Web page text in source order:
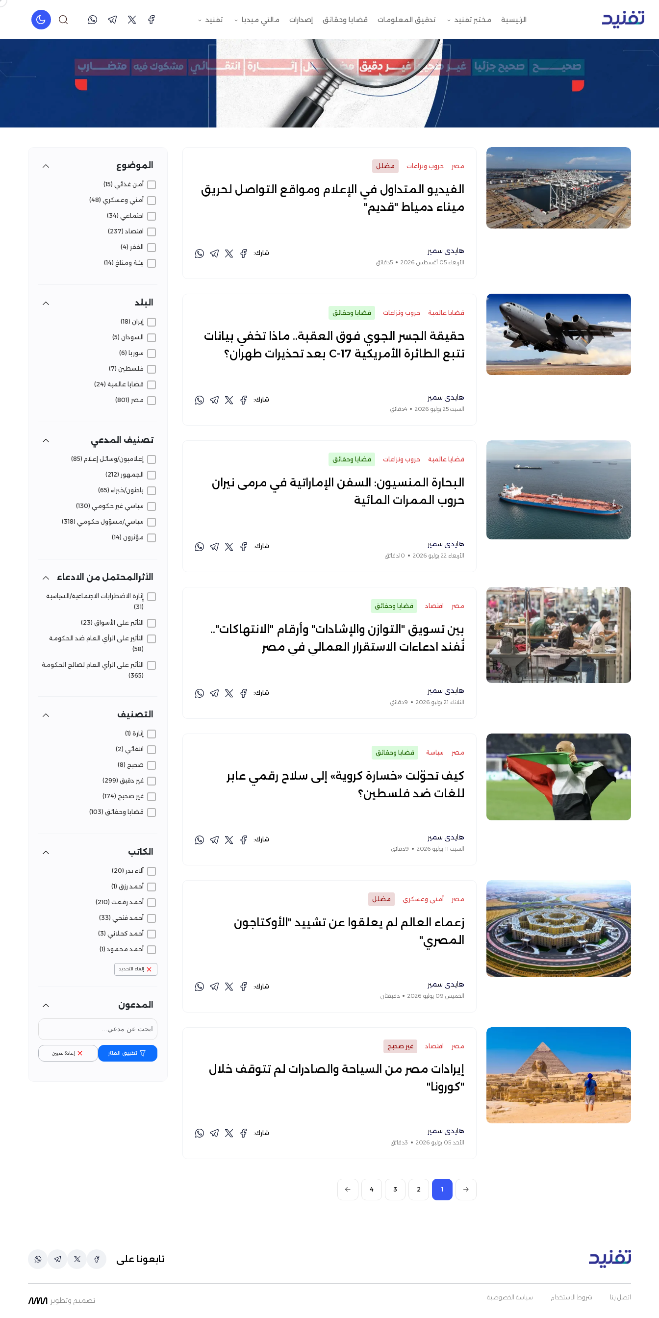
الرئيسية مختبر تفنيد تدقيق المعلومات قضايا وحقائق إصدارات مالتي ميديا تفنيد
مصر حروب ونزاعات مضلل
الفيديو المتداول في الإعلام ومواقع التواصل لحريق
ميناء دمياط "قديم"
هايدي سمير
الأربعاء 05 أغسطس 2026 5دقائق
شارك:
قضايا عالمية حروب ونزاعات قضايا وحقائق
حقيقة الجسر الجوي فوق العقبة.. ماذا تخفي بيانات
تتبع الطائرة الأمريكية C-17 بعد تحذيرات طهران؟
هايدي سمير
السبت 25 يوليو 2026 4دقائق
شارك:
قضايا عالمية حروب ونزاعات قضايا وحقائق
البحارة المنسيون: السفن الإماراتية في مرمى نيران
حروب الممرات المائية
هايدي سمير
الأربعاء 22 يوليو 2026 10دقائق
شارك:
مصر اقتصاد قضايا وحقائق
بين تسويق "التوازن والإشادات" وأرقام "الانتهاكات"..
نُفند ادعاءات الاستقرار العمالي في مصر
هايدي سمير
الثلاثاء 21 يوليو 2026 9دقائق
شارك:
مصر سياسة قضايا وحقائق
كيف تحوّلت «خسارة كروية» إلى سلاح رقمي عابر
للغات ضد فلسطين؟
هايدي سمير
السبت 11 يوليو 2026 9دقائق
شارك:
مصر أمني وعسكري مضلل
زعماء العالم لم يعلقوا عن تشييد "الأوكتاجون
المصري"
هايدي سمير
الخميس 09 يوليو 2026 دقيقتان
شارك:
مصر اقتصاد غير صحيح
إيرادات مصر من السياحة والصادرات لم تتوقف خلال
"كورونا"
هايدي سمير
الأحد 05 يوليو 2026 3دقائق
شارك:
1
2
3
4
الموضوع
أمن غذائي (15)
أمني وعسكري (48)
اجتماعي (34)
اقتصاد (237)
الفقر (4)
بيئة ومناخ (14)
حوكمة (28)
دين (6)
رياضة (5)
زراعة (32)
سكان (49)
سياحة وآثار (8)
صحة (54)
البلد
إيران (18)
السودان (5)
سوريا (6)
فلسطين (7)
قضايا عالمية (24)
مصر (801)
تصنيف المدعي
إعلاميون/وسائل إعلام (85)
الجمهور (212)
باحثون/خبراء (65)
سياسي غير حكومي (130)
سياسي/مسؤول حكومي (318)
مؤثرون (14)
الأثرالمحتمل من الادعاء
إِثارة الاضطرابات الاجتماعية/السياسية
(31)
التأثير على الأسواق (23)
التأثير على الرأي العام ضد الحكومة
(58)
التأثير على الرأي العام لصالح الحكومة
(365)
التلاعب بالجمهور لحصد مشاهدات
العام (198)
تقويض الثقة في المؤسسات (10)
التصنيف
إثارة (1)
انتقائي (2)
صحيح (8)
غير دقيق (299)
غير صحيح (174)
قضايا وحقائق (103)
مضلل (203)
الكاتب
آلاء بدر (20)
أحمد رزق (1)
أحمد رفعت (210)
أحمد فتحي (33)
أحمد كحلاني (3)
أحمد محمود (1)
أسماء محمد (76)
بارلا علي (4)
تفنيد (8)
جواهر بنصير (11)
طارق الشال وأحمد علي (1)
إلغاء التحديد
المدعون
إعادة تعيين
تابعونا على
اتصل بنا شروط الاستخدام سياسة الخصوصية تصميم وتطوير